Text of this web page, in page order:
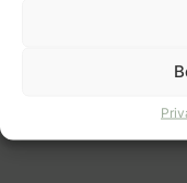
persoonlijk willen
Club-member en